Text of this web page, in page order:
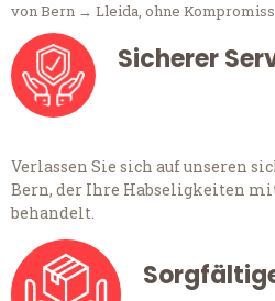
von Bern → Lleida, ohne
Sicherer
Verlassen Sie sich auf unseren
Bern, der Ihre Habseligkeiten
behandelt.